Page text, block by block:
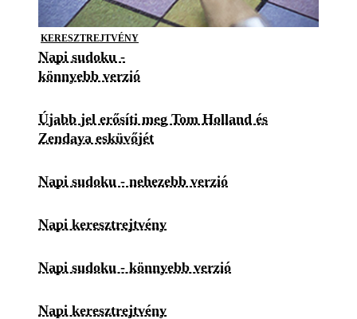
KERESZTREJTVÉNY
Napi sudoku -
könnyebb verzió
Újabb jel erősíti meg Tom Holland és
Zendaya esküvőjét
Napi sudoku - nehezebb verzió
Napi keresztrejtvény
Napi sudoku - könnyebb verzió
Napi keresztrejtvény